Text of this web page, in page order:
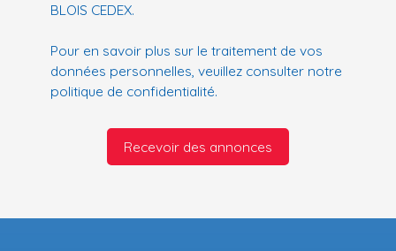
BLOIS CEDEX.
Pour en savoir plus sur le traitement de vos
données personnelles, veuillez consulter notre
politique de confidentialité.
Recevoir des annonces